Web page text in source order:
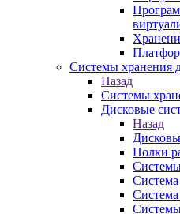
Системы хранения
Назад
Системы
Дисковые
Назад
Полки